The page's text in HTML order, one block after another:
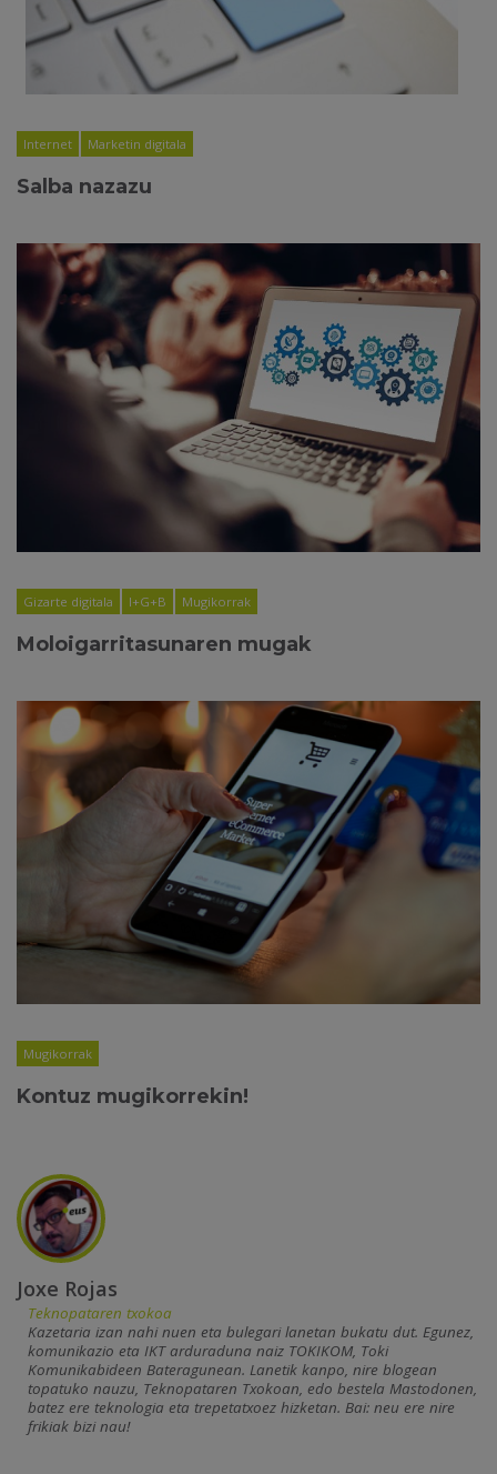
Internet Marketin digitala
Salba nazazu
Gizarte digitala I+G+B Mugikorrak
Moloigarritasunaren mugak
Mugikorrak
Kontuz mugikorrekin!
Joxe Rojas
Teknopataren txokoa
Kazetaria izan nahi nuen eta bulegari lanetan bukatu dut. Egunez,
komunikazio eta IKT arduraduna naiz TOKIKOM, Toki
Komunikabideen Bateragunean. Lanetik kanpo, nire blogean
topatuko nauzu, Teknopataren Txokoan, edo bestela Mastodonen,
batez ere teknologia eta trepetatxoez hizketan. Bai: neu ere nire
frikiak bizi nau!